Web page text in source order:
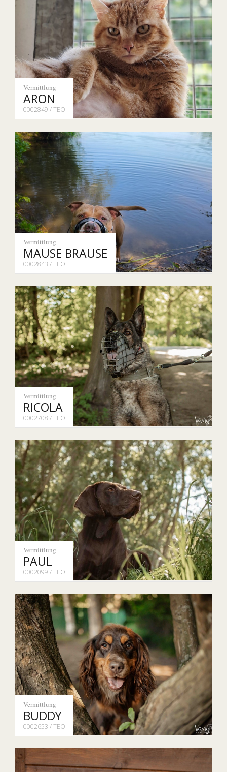
Vermittlung
ARON
0002849 / TEO
Vermittlung
MAUSE BRAUSE
0002843 / TEO
Vermittlung
RICOLA
0002708 / TEO
Vermittlung
PAUL
0002099 / TEO
Vermittlung
BUDDY
0002653 / TEO